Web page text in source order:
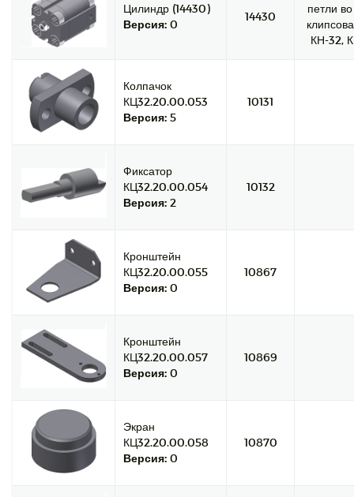
Цилиндр (14430)
Версия: 0
14430
петли
КН-32,
Колпачок
КЦ32.20.00.053
Версия: 5
10131
Фиксатор
КЦ32.20.00.054
Версия: 2
10132
Кронштейн
КЦ32.20.00.055
Версия: 0
10867
Кронштейн
КЦ32.20.00.057
Версия: 0
10869
Экран
КЦ32.20.00.058
Версия: 0
10870